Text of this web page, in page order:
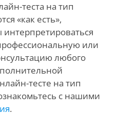
теста на тип
«как есть»,
или
любого
тесте на тип
с нашими
.